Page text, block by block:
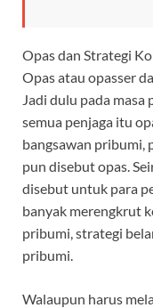
Opas dan Strategi
Opas atau opasser
Jadi dulu pada
semua penjaga itu
bangsawan pribumi,
pun disebut opas.
disebut untuk para
banyak merengkrut
pribumi, strategi
pribumi.
Walaupun harus